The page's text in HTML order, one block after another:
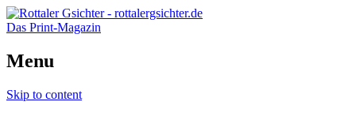
Das Print-Magazin
Menu
Skip to content